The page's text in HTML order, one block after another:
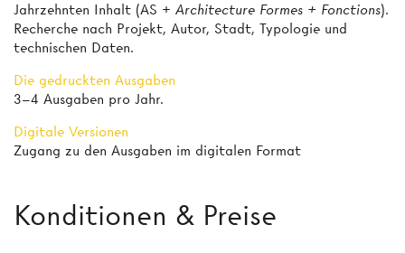
Jahrzehnten Inhalt (AS + Architecture Formes + Fonctions).
Recherche nach Projekt, Autor, Stadt, Typologie und
technischen Daten.
Die gedruckten Ausgaben
3–4 Ausgaben pro Jahr.
Digitale Versionen
Zugang zu den Ausgaben im digitalen Format
Konditionen & Preise